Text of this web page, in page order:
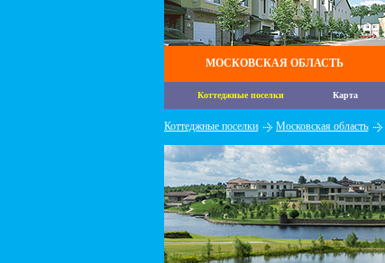
МОСКОВСКАЯ ОБЛАСТЬ
Коттеджные поселки Карта
Коттеджные поселки Московская область